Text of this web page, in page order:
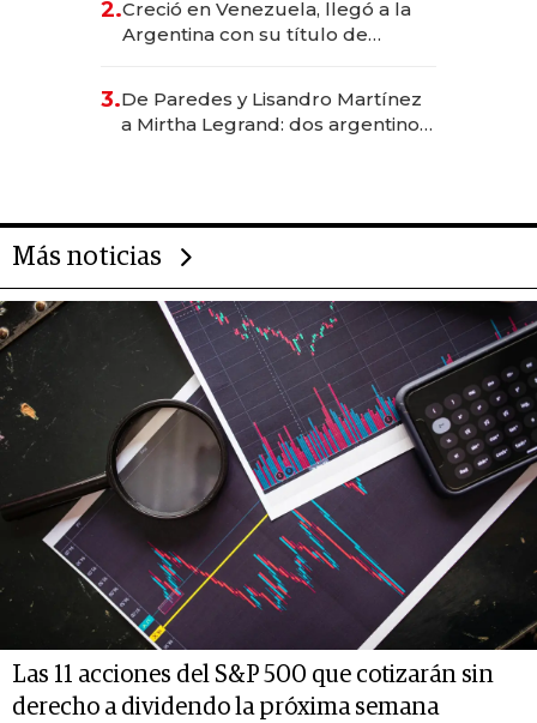
2.Creció en Venezuela, llegó a la
Argentina con su título de
las marcas "fast premium"
3.De Paredes y Lisandro Martínez
a Mirtha Legrand: dos argentinos
Más noticias
Las 11 acciones del S&P 500 que cotizarán sin
derecho a dividendo la próxima semana